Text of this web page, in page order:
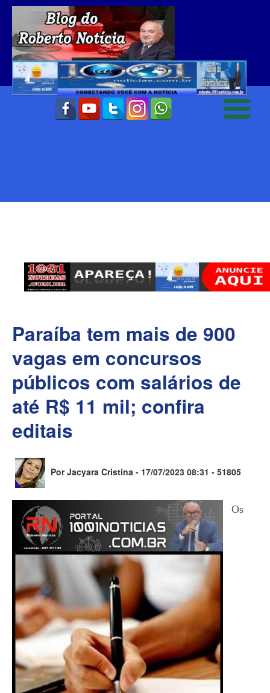
Paraíba tem mais de 900
vagas em concursos
públicos com salários de
até R$ 11 mil; confira
editais
Por Jacyara Cristina - 17/07/2023 08:31 - 51805
Os